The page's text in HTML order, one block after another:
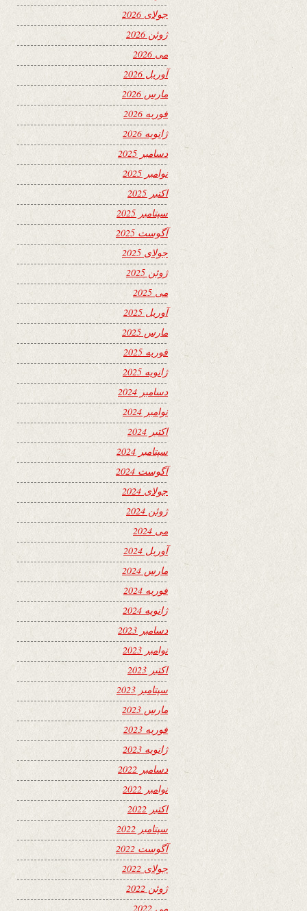
جولای 2026
ژوئن 2026
می 2026
آوریل 2026
مارس 2026
فوریه 2026
ژانویه 2026
دسامبر 2025
نوامبر 2025
اکتبر 2025
سپتامبر 2025
آگوست 2025
جولای 2025
ژوئن 2025
می 2025
آوریل 2025
مارس 2025
فوریه 2025
ژانویه 2025
دسامبر 2024
نوامبر 2024
اکتبر 2024
سپتامبر 2024
آگوست 2024
جولای 2024
ژوئن 2024
می 2024
آوریل 2024
مارس 2024
فوریه 2024
ژانویه 2024
دسامبر 2023
نوامبر 2023
اکتبر 2023
سپتامبر 2023
مارس 2023
فوریه 2023
ژانویه 2023
دسامبر 2022
نوامبر 2022
اکتبر 2022
سپتامبر 2022
آگوست 2022
جولای 2022
ژوئن 2022
می 2022